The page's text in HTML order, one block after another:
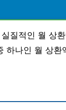
질적인 월 상
하나인 월 상